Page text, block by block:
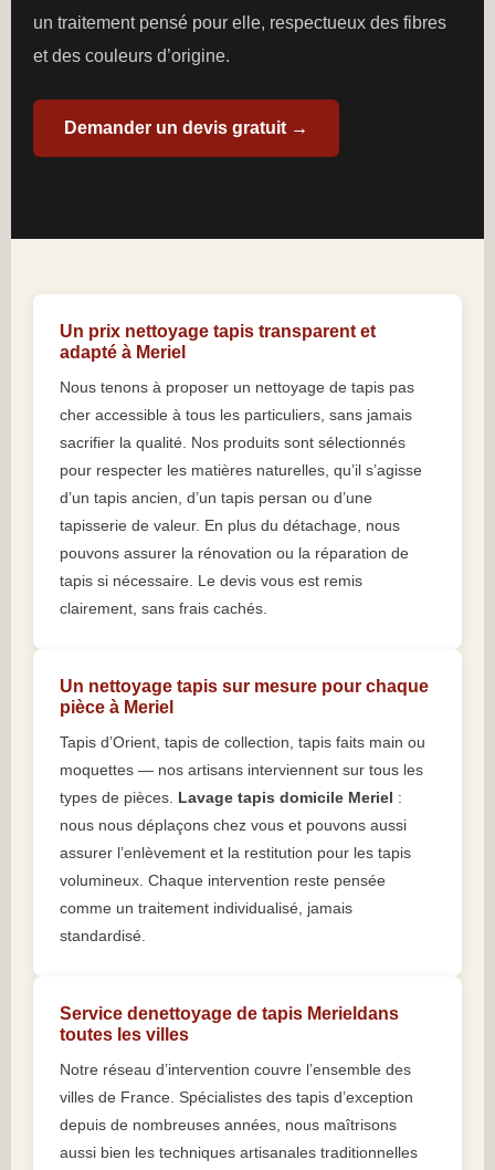
un traitement pensé pour elle, respectueux des fibres
et des couleurs d’origine.
Demander un devis gratuit →
Un prix nettoyage tapis transparent et
adapté à Meriel
Nous tenons à proposer un nettoyage de tapis pas
cher accessible à tous les particuliers, sans jamais
sacrifier la qualité. Nos produits sont sélectionnés
pour respecter les matières naturelles, qu’il s’agisse
d’un tapis ancien, d’un tapis persan ou d’une
tapisserie de valeur. En plus du détachage, nous
pouvons assurer la rénovation ou la réparation de
tapis si nécessaire. Le devis vous est remis
clairement, sans frais cachés.
Un nettoyage tapis sur mesure pour chaque
pièce à Meriel
Tapis d’Orient, tapis de collection, tapis faits main ou
moquettes — nos artisans interviennent sur tous les
types de pièces. Lavage tapis domicile Meriel :
nous nous déplaçons chez vous et pouvons aussi
assurer l’enlèvement et la restitution pour les tapis
volumineux. Chaque intervention reste pensée
comme un traitement individualisé, jamais
standardisé.
Service denettoyage de tapis Merieldans
toutes les villes
Notre réseau d’intervention couvre l’ensemble des
villes de France. Spécialistes des tapis d’exception
depuis de nombreuses années, nous maîtrisons
aussi bien les techniques artisanales traditionnelles